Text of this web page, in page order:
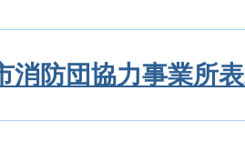
消防団協力事業所